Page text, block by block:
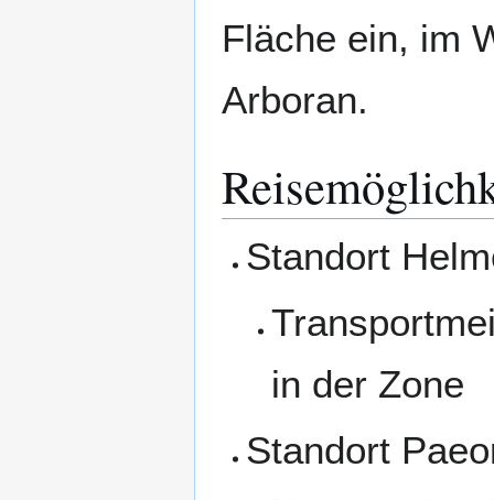
Fläche ein, im
Arboran.
Standort
in der Zone
Standort